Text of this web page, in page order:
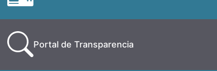
Portal de Transparencia